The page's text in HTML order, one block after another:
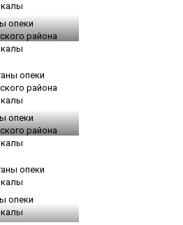
опеки
района
опеки
района
опеки